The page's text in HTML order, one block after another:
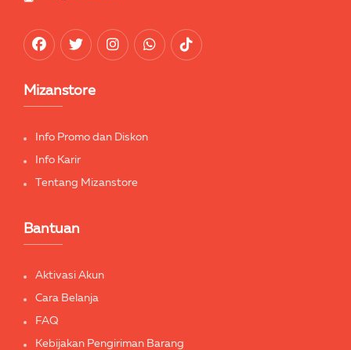
Mizanstore
Info Promo dan Diskon
Info Karir
Tentang Mizanstore
Bantuan
Aktivasi Akun
Cara Belanja
FAQ
Kebijakan Pengiriman Barang